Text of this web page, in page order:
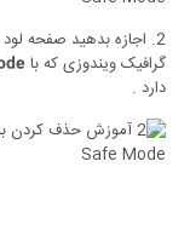
2. اجازه بدهید صفحه
گرافیک ویندوزی که با
دارد .